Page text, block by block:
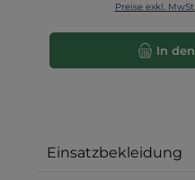
Preise exkl.
In
Einsatzbekleidung